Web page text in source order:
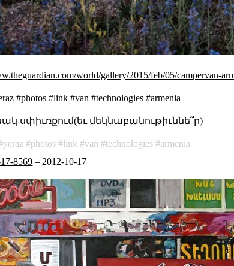
world/gallery/2015/feb/05/campervan-
#photos #link #van #technologies #armenia
սփիւռքում(եւ մեկնաբանութիւննե՞ր)
yeraz photos link van technologies
armenia
8569 – 2012-10-17